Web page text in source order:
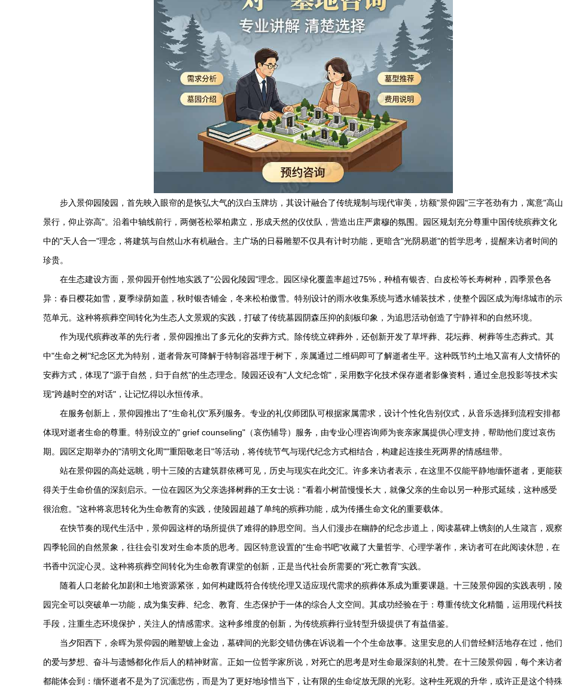
步入景仰园陵园 ，首先映入眼帘的是恢弘大气的汉白玉牌坊，其设计融合了传统规制与现代审美，坊额"景仰园"三字苍劲有力，寓意"高山
景行，仰止弥高"。沿着中轴线前行，两侧苍松翠柏肃立，形成天然的仪仗队，营造出庄严肃穆的氛围。园区规划充分尊重中国传统殡葬文化
中的"天人合一"理念，将建筑与自然山水有机融合。主广场的日晷雕塑不仅具有计时功能，更暗含"光阴易逝"的哲学思考，提醒来访者时间的
珍贵。
在生态建设方面，景仰园开创性地实践了"公园化陵园"理念。园区绿化覆盖率超过75%，种植有银杏、白皮松等长寿树种，四季景色各
异：春日樱花如雪，夏季绿荫如盖，秋时银杏铺金，冬来松柏傲雪。特别设计的雨水收集系统与透水铺装技术，使整个园区成为海绵城市的示
范单元。这种将殡葬空间转化为生态人文景观的实践，打破了传统墓园阴森压抑的刻板印象，为追思活动创造了宁静祥和的自然环境。
作为现代殡葬改革的先行者，景仰园推出了多元化的安葬方式。除传统立碑葬外，还创新开发了草坪葬、花坛葬、树葬等生态葬式。其
中"生命之树"纪念区尤为特别，逝者骨灰可降解于特制容器埋于树下，亲属通过二维码即可了解逝者生平。这种既节约土地又富有人文情怀的
安葬方式，体现了"源于自然，归于自然"的生态理念。陵园还设有"人文纪念馆"，采用数字化技术保存逝者影像资料，通过全息投影等技术实
现"跨越时空的对话"，让记忆得以永恒传承。
在服务创新上，景仰园推出了"生命礼仪"系列服务。专业的礼仪师团队可根据家属需求，设计个性化告别仪式，从音乐选择到流程安排都
体现对逝者生命的尊重。特别设立的" grief counseling"（哀伤辅导）服务，由专业心理咨询师为丧亲家属提供心理支持，帮助他们度过哀伤
期。园区定期举办的"清明文化周""重阳敬老日"等活动，将传统节气与现代纪念方式相结合，构建起连接生死两界的情感纽带。
站在景仰园的高处远眺，明十三陵的古建筑群依稀可见，历史与现实在此交汇。许多来访者表示，在这里不仅能平静地缅怀逝者，更能获
得关于生命价值的深刻启示。一位在园区为父亲选择树葬的王女士说："看着小树苗慢慢长大，就像父亲的生命以另一种形式延续，这种感受
很治愈。"这种将哀思转化为生命教育的实践，使陵园超越了单纯的殡葬功能，成为传播生命文化的重要载体。
在快节奏的现代生活中，景仰园这样的场所提供了难得的静思空间。当人们漫步在幽静的纪念步道上，阅读墓碑上镌刻的人生箴言，观察
四季轮回的自然景象，往往会引发对生命本质的思考。园区特意设置的"生命书吧"收藏了大量哲学、心理学著作，来访者可在此阅读休憩，在
书香中沉淀心灵。这种将殡葬空间转化为生命教育课堂的创新，正是当代社会所需要的"死亡教育"实践。
随着人口老龄化加剧和土地资源紧张，如何构建既符合传统伦理又适应现代需求的殡葬体系成为重要课题。 十三陵景仰园的实践表明，陵
园完全可以突破单一功能，成为集安葬、纪念、教育、生态保护于一体的综合人文空间。其成功经验在于：尊重传统文化精髓，运用现代科技
手段，注重生态环境保护，关注人的情感需求。这种多维度的创新，为传统殡葬行业转型升级提供了有益借鉴。
当夕阳西下，余晖为景仰园的雕塑镀上金边，墓碑间的光影交错仿佛在诉说着一个个生命故事。这里安息的人们曾经鲜活地存在过，他们
的爱与梦想、奋斗与遗憾都化作后人的精神财富。正如一位哲学家所说，对死亡的思考是对生命最深刻的礼赞。在十三陵景仰园 ，每个来访者
都能体会到：缅怀逝者不是为了沉湎悲伤，而是为了更好地珍惜当下，让有限的生命绽放无限的光彩。这种生死观的升华，或许正是这个特殊